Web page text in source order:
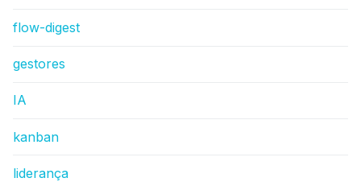
flow-digest
gestores
IA
kanban
liderança